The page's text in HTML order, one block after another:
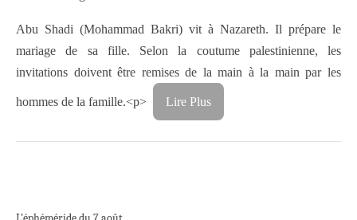
Abu Shadi (Mohammad Bakri) vit à Nazareth. Il prépare le
mariage de sa fille. Selon la coutume palestinienne, les
invitations doivent être remises de la main à la main par les
hommes de la famille.<p> Lire Plus